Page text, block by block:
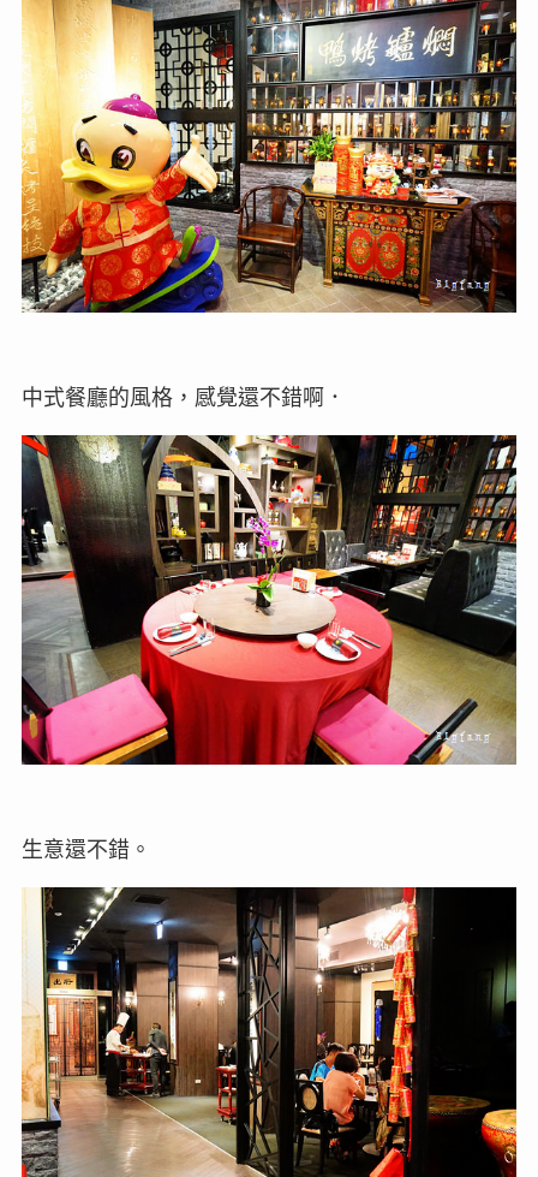
中式餐廳的風格，感覺還不錯啊．
生意還不錯。